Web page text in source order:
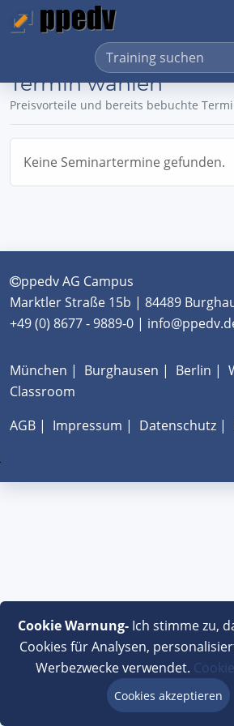
Termin wählen
Preisvorteile und bereits bebuchte
Keine Seminartermine gefunden.
ppedv AG Campus
Marktler Straße 15b | 84489
+49 (0) 8677 - 9889-0 |
München | Burghausen | Berlin |
Classroom
AGB | Impressum | Datenschutz |
Cookie Warnung-Ich stimme zu,
Cookies für Analysen,
Werbezwecke verwendet.
Cookies akzeptieren